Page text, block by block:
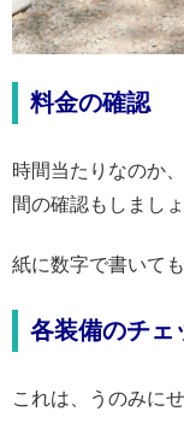
料金の確認
時間当たりなのか
間の確認もしましょ
紙に数字で書いて
各装備のチェ
これは、うのみに